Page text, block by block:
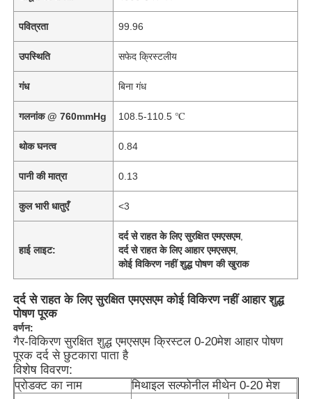
पवित्रता 99.96
उपस्थिति सफेद क्रिस्टलीय
गंध बिना गंध
गलनांक @ 760mmHg 108.5-110.5 ℃
थोक घनत्व 0.84
पानी की मात्रा 0.13
कुल भारी धातुएँ <3
हाई लाइट:
दर्द से राहत के लिए सुरक्षित एमएसएम,
दर्द से राहत के लिए आहार एमएसएम,
कोई विकिरण नहीं शुद्ध पोषण की खुराक
दर्द से राहत के लिए सुरक्षित एमएसएम कोई विकिरण नहीं आहार शुद्ध
पोषण पूरक
वर्णन:
गैर-विकिरण सुरक्षित शुद्ध एमएसएम क्रिस्टल 0-20मेश आहार पोषण
पूरक दर्द से छुटकारा पाता है
विशेष विवरण:
प्रोडक्ट का नाम मिथाइल सल्फोनील मीथेन 0-20 मेश